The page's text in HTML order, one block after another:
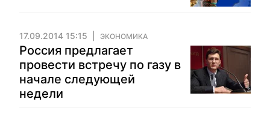
17.09.2014 15:15 ЭКОНОМИКА
Россия предлагает
провести встречу по газу в
начале следующей
недели